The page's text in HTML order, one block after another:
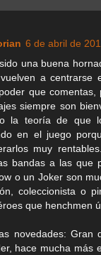
6 de abril de
una buena
a centrarse
que
siempre son
la teoría de que
en el juego
muy
bandas a las que
o un Joker son
coleccionista o
que henchmen
novedades: Gran
hace mucha más